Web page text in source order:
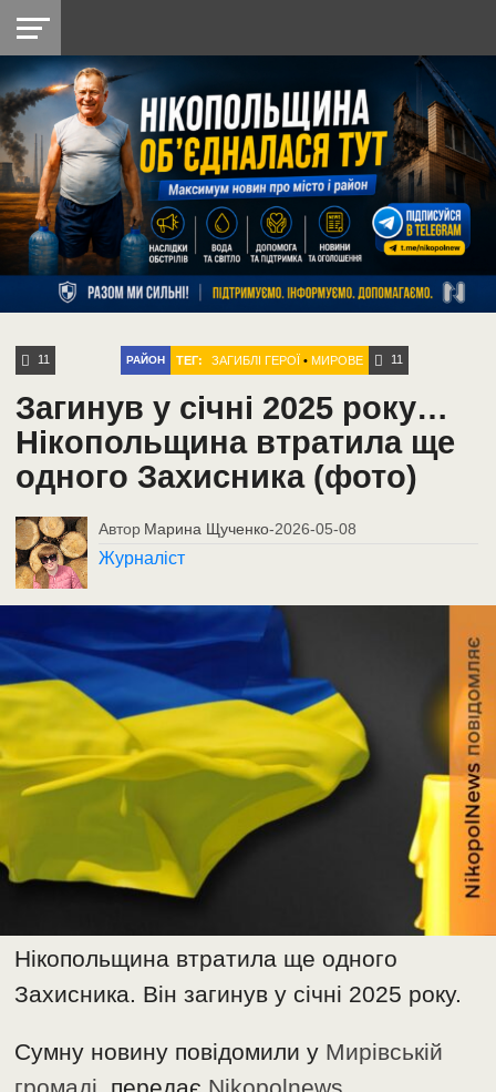
НІКОПОЛЬ
РАЙОН
СІЧЕСЛАВСЬКА
УКРАЇНА
РЕТРО
НІКОПОЛЬ
ЛАЙТ
УКРАЇНА
ДОПОМОГА
РАДІО
11 РАЙОН ТЕГ: ЗАГИБЛІ ГЕРОЇ •МИРОВЕ 11
Загинув у січні 2025 року…
Нікопольщина втратила ще
одного Захисника (фото)
Автор Марина Щученко-2026-05-08
Журналіст
Нікопольщина втратила ще одного
Захисника. Він загинув у січні 2025 року.
Сумну новину повідомили у Мирівській